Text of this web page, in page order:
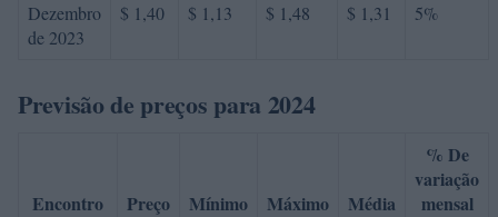
Dezembro
de 2023
$ 1,40 $ 1,13 $ 1,48 $ 1,31 5%
Previsão de preços para 2024
Encontro Preço Mínimo Máximo Média
% De
variação
mensal